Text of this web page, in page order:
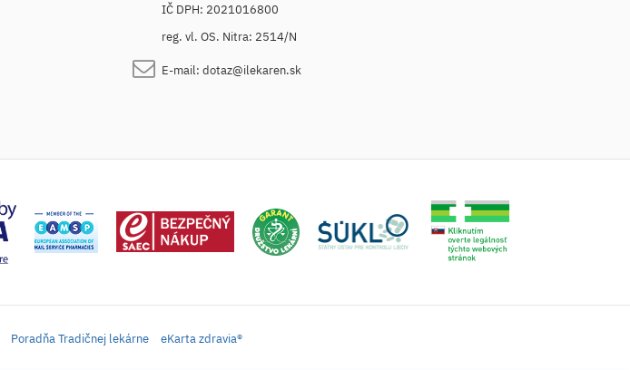
IČ DPH: 2021016800
reg. vl. OS. Nitra: 2514/N
E-mail: dotaz@ilekaren.sk
Poradňa Tradičnej lekárne eKarta zdravia®